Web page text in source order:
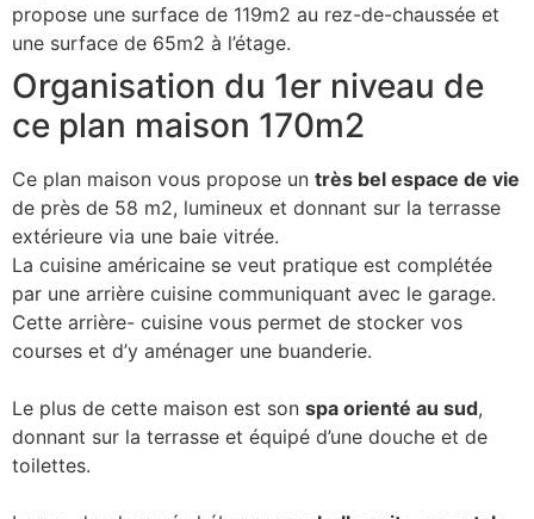
propose une surface de 119m2 au rez-de-chaussée et
une surface de 65m2 à l’étage.
Organisation du 1er niveau de
ce plan maison 170m2
Ce plan maison vous propose un très bel espace de vie
de près de 58 m2, lumineux et donnant sur la terrasse
extérieure via une baie vitrée.
La cuisine américaine se veut pratique est complétée
par une arrière cuisine communiquant avec le garage.
Cette arrière- cuisine vous permet de stocker vos
courses et d’y aménager une buanderie.
Le plus de cette maison est son spa orienté au sud,
donnant sur la terrasse et équipé d’une douche et de
toilettes.